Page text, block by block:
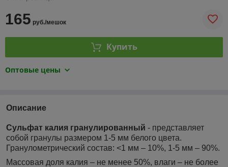
165 руб./мешок
Купить
Оптовые цены
Описание
Сульфат калия гранулированный - представляет
собой гранулы размером 1-5 мм белого цвета.
Гранулометрический состав: <1 мм – 10%, 1-5 мм – 90%.
Массовая доля калия – не менее 50%, влаги – не более